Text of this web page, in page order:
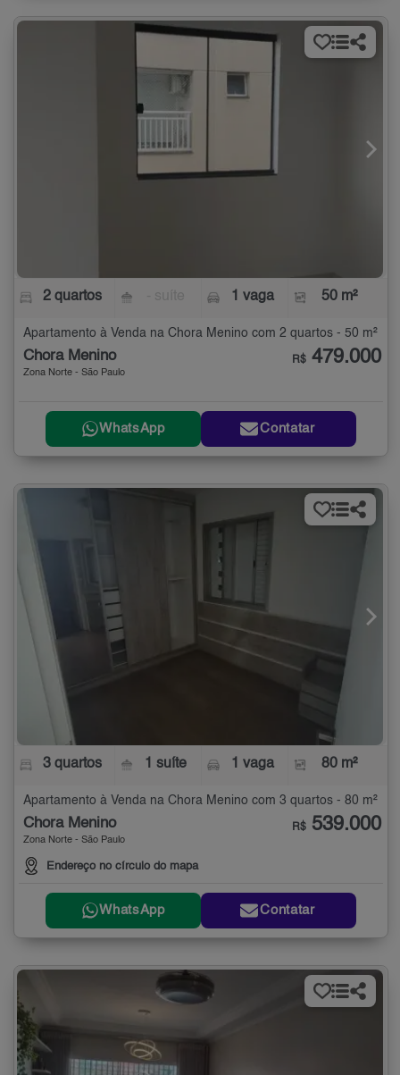
2 quartos 1 vaga 50 m²
Apartamento à Venda na Chora Menino com 2 quartos - 50 m²
Chora Menino
Zona Norte - São Paulo
R$ 479.000
WhatsApp Contatar
3 quartos 1 suíte 1 vaga 80 m²
Apartamento à Venda na Chora Menino com 3 quartos - 80 m²
Chora Menino
Zona Norte - São Paulo
Endereço no círculo do mapa
R$ 539.000
WhatsApp Contatar